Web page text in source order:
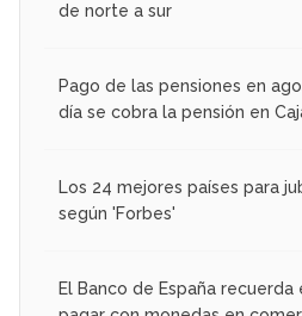
de norte a sur
Pago de las pensiones en
día se cobra la pensión en
Los 24 mejores países para
según 'Forbes'
El Banco de España